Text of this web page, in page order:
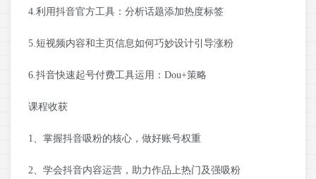
4.利用抖音官方工具：分析话题添加热度标签
5.短视频内容和主页信息如何巧妙设计引导涨粉
6.抖音快速起号付费工具运用：Dou+策略
课程收获
1、掌握抖音吸粉的核心，做好账号权重
2、学会抖音内容运营，助力作品上热门及强吸粉